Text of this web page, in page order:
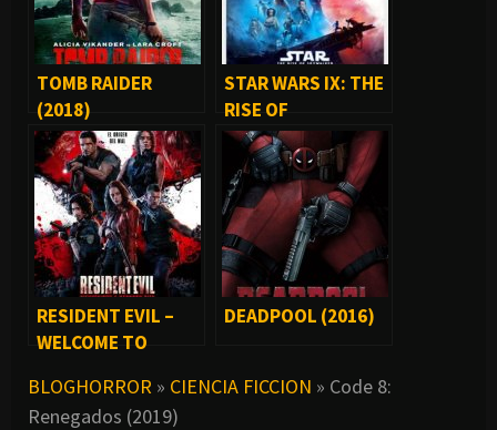
TOMB RAIDER
(2018)
STAR WARS IX: THE
RISE OF
SKYWALKER (2019)
RESIDENT EVIL –
WELCOME TO
(2021)
DEADPOOL (2016)
BLOGHORROR » CIENCIA FICCION » Code 8:
Renegados (2019)